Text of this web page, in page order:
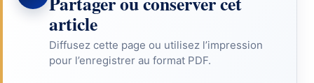
article
Diffusez cette page ou utilisez l’impression
pour l’enregistrer au format PDF.